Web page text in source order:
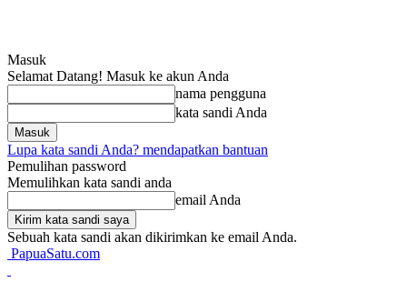
Masuk
Selamat Datang! Masuk ke akun Anda
nama pengguna
kata sandi Anda
Lupa kata sandi Anda? mendapatkan bantuan
Pemulihan password
Memulihkan kata sandi anda
email Anda
Sebuah kata sandi akan dikirimkan ke email Anda.
PapuaSatu.com